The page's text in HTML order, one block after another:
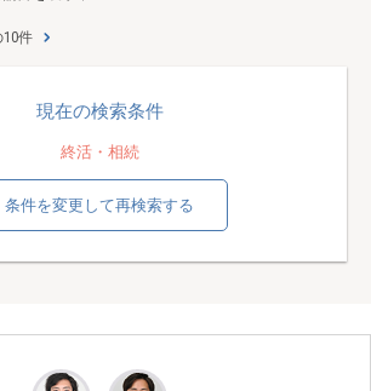
10件
現在の検索条件
終活・相続
条件を変更して再検索する